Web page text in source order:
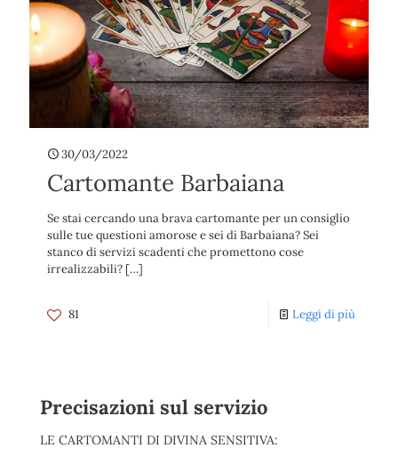
30/03/2022
Cartomante Barbaiana
Se stai cercando una brava cartomante per un consiglio
sulle tue questioni amorose e sei di Barbaiana? Sei
stanco di servizi scadenti che promettono cose
irrealizzabili? […]
81 Leggi di più
Precisazioni sul servizio
LE CARTOMANTI DI DIVINA SENSITIVA: